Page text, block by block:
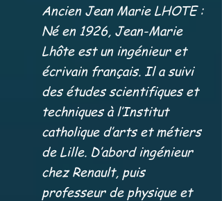
Ancien Jean Marie LHOTE :
Né en 1926, Jean-Marie
Lhôte est un ingénieur et
écrivain français. Il a suivi
des études scientifiques et
techniques à l’Institut
catholique d’arts et métiers
de Lille. D’abord ingénieur
chez Renault, puis
professeur de physique et